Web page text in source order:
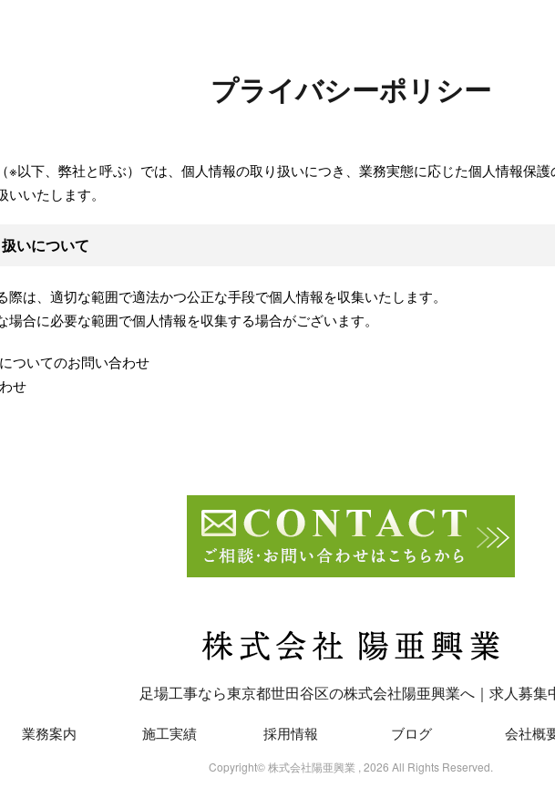
プライバシーポリシー
※以下、弊社と呼ぶ）では、個人情報の取り扱いにつき、業務実態に応じた個人情報保
いたします。
いについて
際は、適切な範囲で適法かつ公正な手段で個人情報を収集いたします。
場合に必要な範囲で個人情報を収集する場合がございます。
ついてのお問い合わせ
せ
足場工事なら東京都世田谷区の株式会社陽亜興業へ｜求人募集
業務案内 施工実績 採用情報 ブログ 会社概
Copyright© 株式会社陽亜興業 , 2026 All Rights Reserved.